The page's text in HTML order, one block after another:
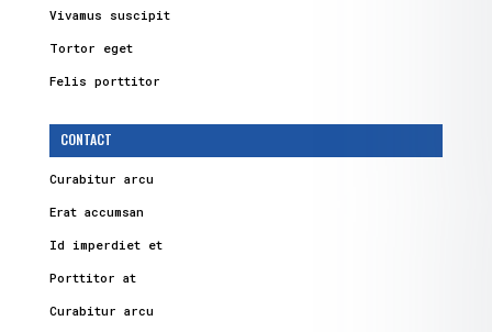
Vivamus suscipit
Tortor eget
Felis porttitor
CONTACT
Curabitur arcu
Erat accumsan
Id imperdiet et
Porttitor at
Curabitur arcu